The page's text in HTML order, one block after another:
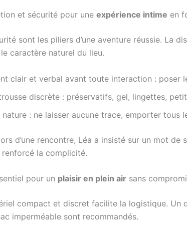
et sécurité pour une expérience intime en
sont les piliers d’une aventure réussie. La
caractère naturel du lieu.
clair et verbal avant toute interaction : poser
discrète : préservatifs, gel, lingettes,
nature : ne laisser aucune trace, emporter tous
d’une rencontre, Léa a insisté sur un mot
la complicité.
pour un plaisir en plein air sans
compact et discret facilite la logistique. Un
imperméable sont recommandés.